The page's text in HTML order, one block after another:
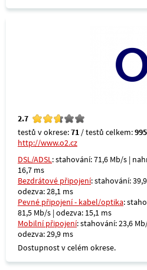
2.7
testů v okrese:71 / testů celkem:
http://www.o2.cz
DSL/ADSL: stahování: 71,6 Mb/s |
16,7 ms
Bezdrátové připojení: stahování:
odezva: 28,1 ms
Pevné připojení - kabel/optika:
81,5 Mb/s | odezva: 15,1 ms
Mobilní připojení: stahování: 23,6
odezva: 29,9 ms
Dostupnost v celém okrese.